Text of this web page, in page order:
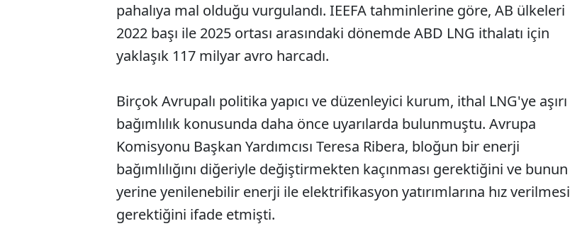
pahalıya mal olduğu vurgulandı. IEEFA tahminlerine göre, AB ülkeleri
2022 başı ile 2025 ortası arasındaki dönemde ABD LNG ithalatı için
yaklaşık 117 milyar avro harcadı.
Birçok Avrupalı politika yapıcı ve düzenleyici kurum, ithal LNG'ye aşırı
bağımlılık konusunda daha önce uyarılarda bulunmuştu. Avrupa
Komisyonu Başkan Yardımcısı Teresa Ribera, bloğun bir enerji
bağımlılığını diğeriyle değiştirmekten kaçınması gerektiğini ve bunun
yerine yenilenebilir enerji ile elektrifikasyon yatırımlarına hız verilmesi
gerektiğini ifade etmişti.